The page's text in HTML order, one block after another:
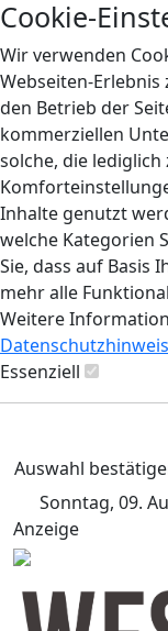
Cookie-
Wir verwenden
Webseiten-Erlebnis
den Betrieb der
kommerziellen
solche, die
Inhalte genutzt
welche Kategorien
Sie, dass auf Basis
mehr alle
Weitere
Essenziell
Auswahl
Sonntag, 09.
Anzeige